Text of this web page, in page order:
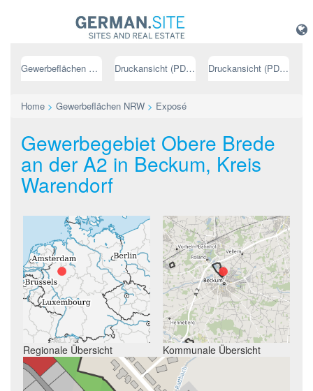
Gewerbeflächen NRW Druckansicht (PDF) // deutsch Druckansicht (PDF) // englisch
Home > Gewerbeflächen NRW > Exposé
Gewerbegebiet Obere Brede
an der A2 in Beckum, Kreis
Warendorf
Regionale Übersicht Kommunale Übersicht